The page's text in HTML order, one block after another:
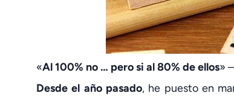
«Al 100% no … pero si al 80% de ellos»
Desde el año pasado, he puesto en